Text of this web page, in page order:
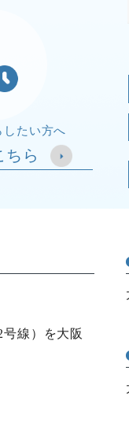
したい方へ
ちら
号線）を大阪